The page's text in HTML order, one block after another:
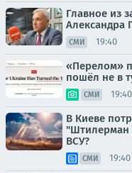
Главное из
Александра
СМИ 19:40
«Перелом»
пошёл не в
СМИ 19:40
В Киеве
"Штилерман
ВСУ?
СМИ 19:40